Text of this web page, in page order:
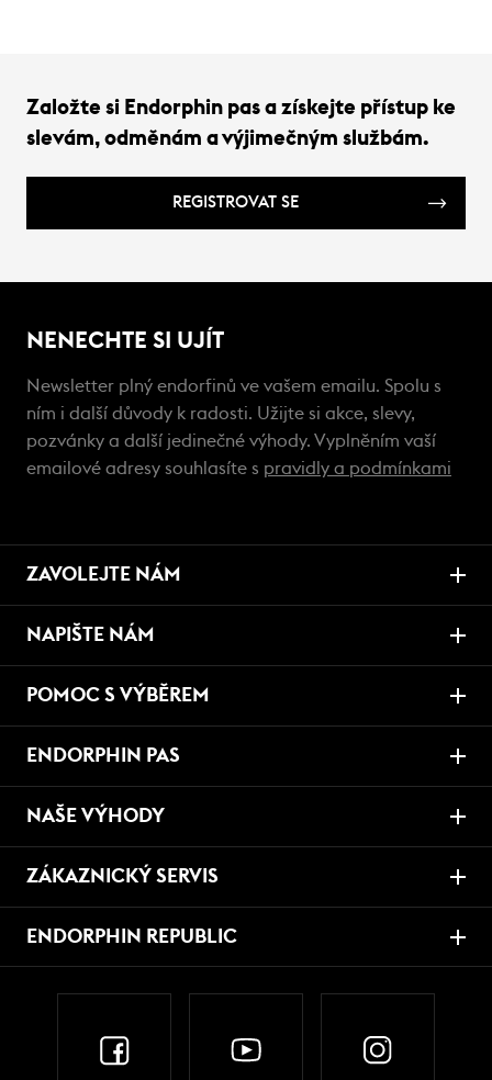
Založte si Endorphin pas a získejte přístup ke
slevám, odměnám a výjimečným službám.
REGISTROVAT SE
NENECHTE SI UJÍT
Newsletter plný endorfinů ve vašem emailu. Spolu s
ním i další důvody k radosti. Užijte si akce, slevy,
pozvánky a další jedinečné výhody. Vyplněním vaší
emailové adresy souhlasíte s pravidly a podmínkami
ZAVOLEJTE NÁM
NAPIŠTE NÁM
POMOC S VÝBĚREM
ENDORPHIN PAS
NAŠE VÝHODY
ZÁKAZNICKÝ SERVIS
ENDORPHIN REPUBLIC